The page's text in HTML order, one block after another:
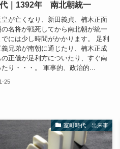
｜1392年 南北朝統一
が亡くなり、新田義貞、楠木正面
の名将が戦死してから南北朝が統一
でには少し時間がかかります。 足利
兄弟が南朝に通じたり、楠木正成
正儀が足利方についたり、すぐ南
り・・・。 軍事的、政治的...
25
室町時代 出来事